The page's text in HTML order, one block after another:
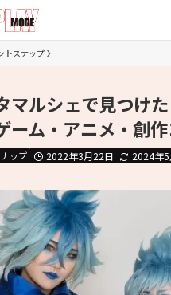
トスナップ
マルシェで見つけ
ーム・アニメ・創
ップ 2022年3月22日 2024年